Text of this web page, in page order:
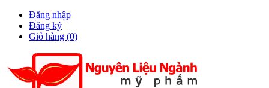
Đăng nhập
Đăng ký
Giỏ hàng (0)